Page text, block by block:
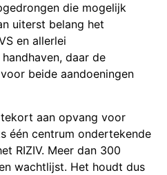
die mogelijk
uiterst belang het
en allerlei
daar de
beide aandoeningen
aan opvang voor
één centrum ondertekende
RIZIV. Meer dan 300
wachtlijst. Het houdt dus